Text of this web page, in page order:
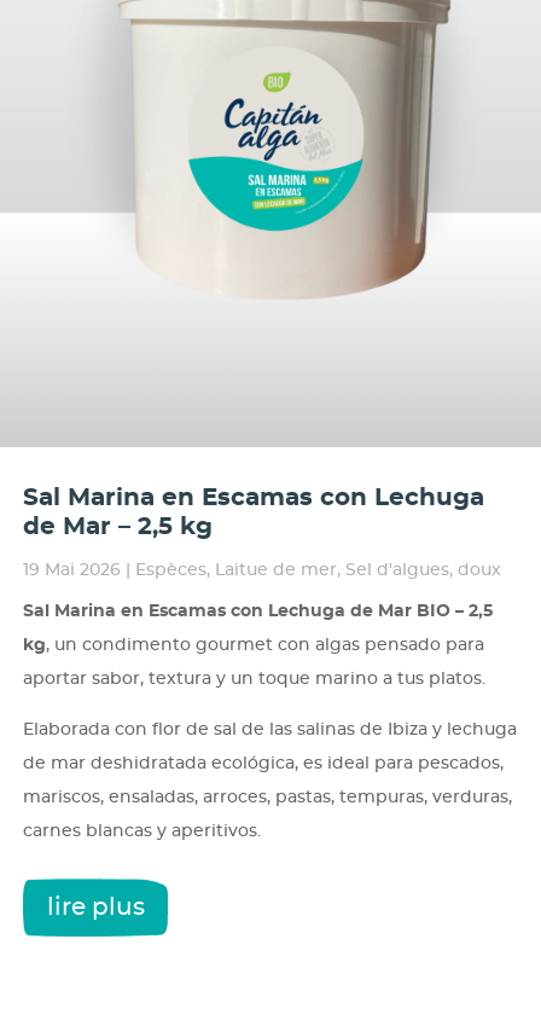
Sal Marina en Escamas con Lechuga
de Mar – 2,5 kg
19 Mai 2026 Espèces, Laitue de mer, Sel d'algues, doux
Sal Marina en Escamas con Lechuga de Mar BIO – 2,5
kg, un condimento gourmet con algas pensado para
aportar sabor, textura y un toque marino a tus platos.
Elaborada con flor de sal de las salinas de Ibiza y lechuga
de mar deshidratada ecológica, es ideal para pescados,
mariscos, ensaladas, arroces, pastas, tempuras, verduras,
carnes blancas y aperitivos.
lire plus